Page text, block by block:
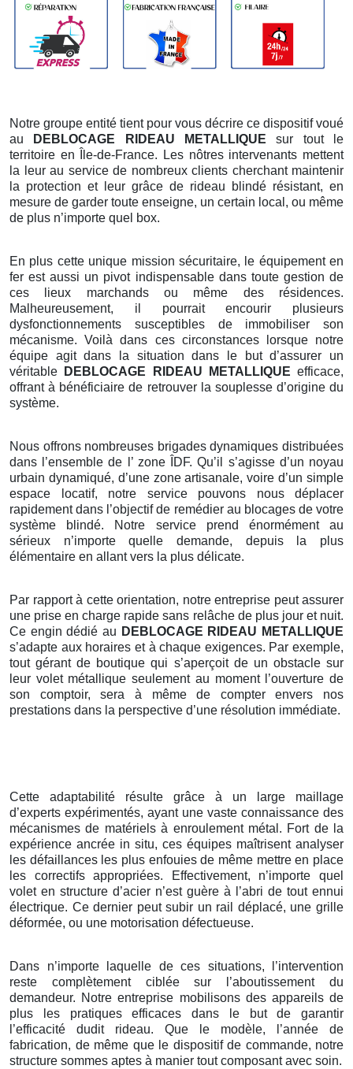
Notre groupe entité tient pour vous décrire ce dispositif voué
au
DEBLOCAGE RIDEAU METALLIQUE sur tout le
territoire en Île-de-France. Les nôtres intervenants mettent
la leur au service de nombreux clients cherchant maintenir
la protection et leur grâce de rideau blindé résistant, en
mesure de garder toute enseigne, un certain local, ou même
de plus n’importe quel box.
En plus cette unique mission sécuritaire, le équipement en
fer est aussi un pivot indispensable dans toute gestion de
ces lieux marchands ou même des résidences.
Malheureusement, il pourrait encourir plusieurs
dysfonctionnements susceptibles de immobiliser son
mécanisme. Voilà dans ces circonstances lorsque notre
équipe agit dans la situation dans le but d’assurer un
véritable
DEBLOCAGE RIDEAU METALLIQUE efficace,
offrant à bénéficiaire de retrouver la souplesse d’origine du
système.
Nous offrons nombreuses brigades dynamiques distribuées
dans l’ensemble de l’ zone ÎDF. Qu’il s’agisse d’un noyau
urbain dynamiqué, d’une zone artisanale, voire d’un simple
espace locatif, notre service pouvons nous déplacer
rapidement dans l’objectif de remédier au blocages de votre
système blindé. Notre service prend énormément au
sérieux n’importe quelle demande, depuis la plus
élémentaire en allant vers la plus délicate.
Par rapport à cette orientation, notre entreprise peut assurer
une prise en charge rapide sans relâche de plus jour et nuit.
Ce engin dédié au DEBLOCAGE RIDEAU METALLIQUE
s’adapte aux horaires et à chaque exigences. Par exemple,
tout gérant de boutique qui s’aperçoit de un obstacle sur
leur volet métallique seulement au moment l’ouverture de
son comptoir, sera à même de compter envers nos
prestations dans la perspective d’une résolution immédiate.
Cette adaptabilité résulte grâce à un large maillage
d’experts expérimentés, ayant une vaste connaissance des
mécanismes de matériels à enroulement métal. Fort de la
expérience ancrée in situ, ces équipes maîtrisent analyser
les défaillances les plus enfouies de même mettre en place
les correctifs appropriées. Effectivement, n’importe quel
volet en structure d’acier n’est guère à l’abri de tout ennui
électrique. Ce dernier peut subir un rail déplacé, une grille
déformée, ou une motorisation défectueuse.
Dans n’importe laquelle de ces situations, l’intervention
reste complètement ciblée sur l’aboutissement du
demandeur. Notre entreprise mobilisons des appareils de
plus les pratiques efficaces dans le but de garantir
l’efficacité dudit rideau. Que le modèle, l’année de
fabrication, de même que le dispositif de commande, notre
structure sommes aptes à manier tout composant avec soin.